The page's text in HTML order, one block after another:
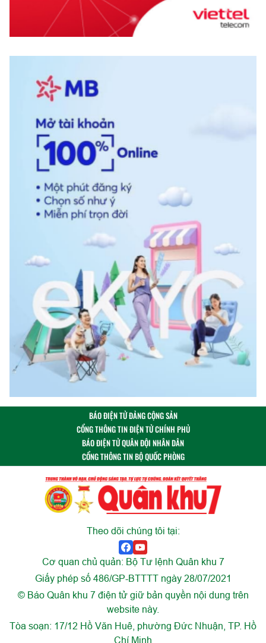
BÁO ĐIỆN TỬ ĐẢNG CỘNG SẢN
CỔNG THÔNG TIN ĐIỆN TỬ CHÍNH PHỦ
BÁO ĐIỆN TỬ QUÂN ĐỘI NHÂN DÂN
CỔNG THÔNG TIN BỘ QUỐC PHÒNG
Theo dõi chúng tôi tại:
Cơ quan chủ quản: Bộ Tư lệnh Quân khu 7
Giấy phép số 486/GP-BTTTT ngày 28/07/2021
© Báo Quân khu 7 điện tử giữ bản quyền nội dung trên
website này.
Tòa soạn: 17/12 Hồ Văn Huê, phường Đức Nhuận, TP. Hồ
Chí Minh